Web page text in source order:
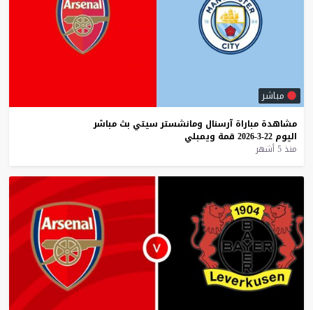
مباشر
مشاهدة مباراة آرسنال ومانشستر سيتي بث مباشر
اليوم 22-3-2026 قمة ويمبلي
منذ 5 أشهر